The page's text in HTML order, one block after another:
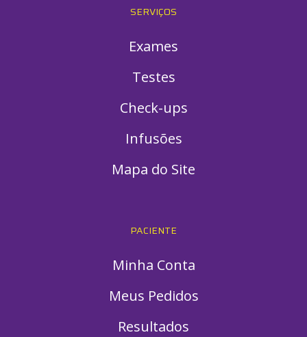
SERVIÇOS
Exames
Testes
Check-ups
Infusões
Mapa do Site
PACIENTE
Minha Conta
Meus Pedidos
Resultados